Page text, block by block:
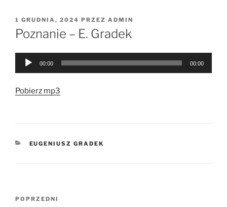
OPUBLIKOWANE
W
1 GRUDNIA, 2024 PRZEZ ADMIN
Poznanie – E. Gradek
Odtwarzacz
00:00 00:00
Pobierz mp3
KATEGORIE
EUGENIUSZ GRADEK
Nawigacja
Poprzedni
POPRZEDNI